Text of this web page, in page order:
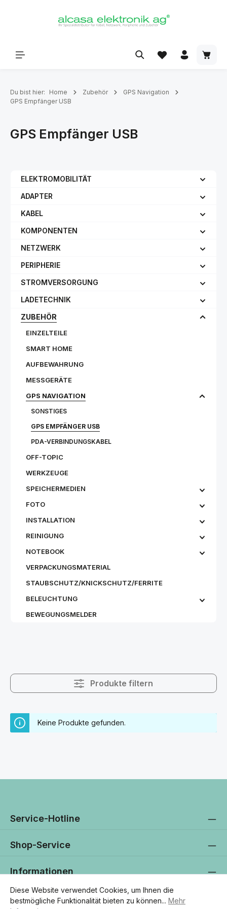
Du bist hier: Home Zubehör
GPS Navigation
GPS Empfänger USB
GPS Empfänger USB
ELEKTROMOBILITÄT
ADAPTER
KABEL
KOMPONENTEN
NETZWERK
PERIPHERIE
STROMVERSORGUNG
LADETECHNIK
ZUBEHÖR
EINZELTEILE
SMART HOME
AUFBEWAHRUNG
MESSGERÄTE
GPS NAVIGATION
SONSTIGES
GPS EMPFÄNGER USB
PDA-VERBINDUNGSKABEL
OFF-TOPIC
WERKZEUGE
SPEICHERMEDIEN
FOTO
INSTALLATION
REINIGUNG
NOTEBOOK
VERPACKUNGSMATERIAL
STAUBSCHUTZ/KNICKSCHUTZ/FERRITE
BELEUCHTUNG
BEWEGUNGSMELDER
Produkte filtern
Keine Produkte gefunden.
Service-Hotline
Shop-Service
Informationen
Newsletter
Diese Website verwendet Cookies, um Ihnen die
bestmögliche Funktionalität bieten zu können... Mehr